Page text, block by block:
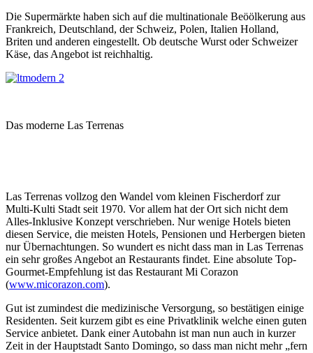
Die Supermärkte haben sich auf die multinationale Beöölkerung aus
Frankreich, Deutschland, der Schweiz, Polen, Italien Holland,
Briten und anderen eingestellt. Ob deutsche Wurst oder Schweizer
Käse, das Angebot ist reichhaltig.
Das moderne Las Terrenas
Las Terrenas vollzog den Wandel vom kleinen Fischerdorf zur
Multi-Kulti Stadt seit 1970. Vor allem hat der Ort sich nicht dem
Alles-Inklusive Konzept verschrieben. Nur wenige Hotels bieten
diesen Service, die meisten Hotels, Pensionen und Herbergen bieten
nur Übernachtungen. So wundert es nicht dass man in Las Terrenas
ein sehr großes Angebot an Restaurants findet. Eine absolute Top-
Gourmet-Empfehlung ist das Restaurant Mi Corazon
(www.micorazon.com).
Gut ist zumindest die medizinische Versorgung, so bestätigen einige
Residenten. Seit kurzem gibt es eine Privatklinik welche einen guten
Service anbietet. Dank einer Autobahn ist man nun auch in kurzer
Zeit in der Hauptstadt Santo Domingo, so dass man nicht mehr „fern